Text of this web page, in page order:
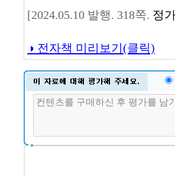
[2024.05.10 발행. 318쪽. 정
◑ 전자책 미리보기(클릭)